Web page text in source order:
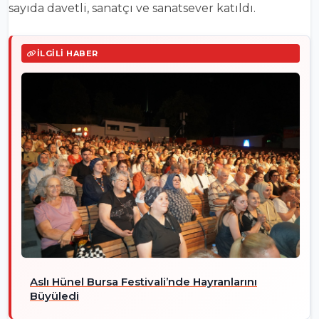
sayıda davetli, sanatçı ve sanatsever katıldı.
İLGILI HABER
Aslı Hünel Bursa Festivali’nde Hayranlarını
Büyüledi